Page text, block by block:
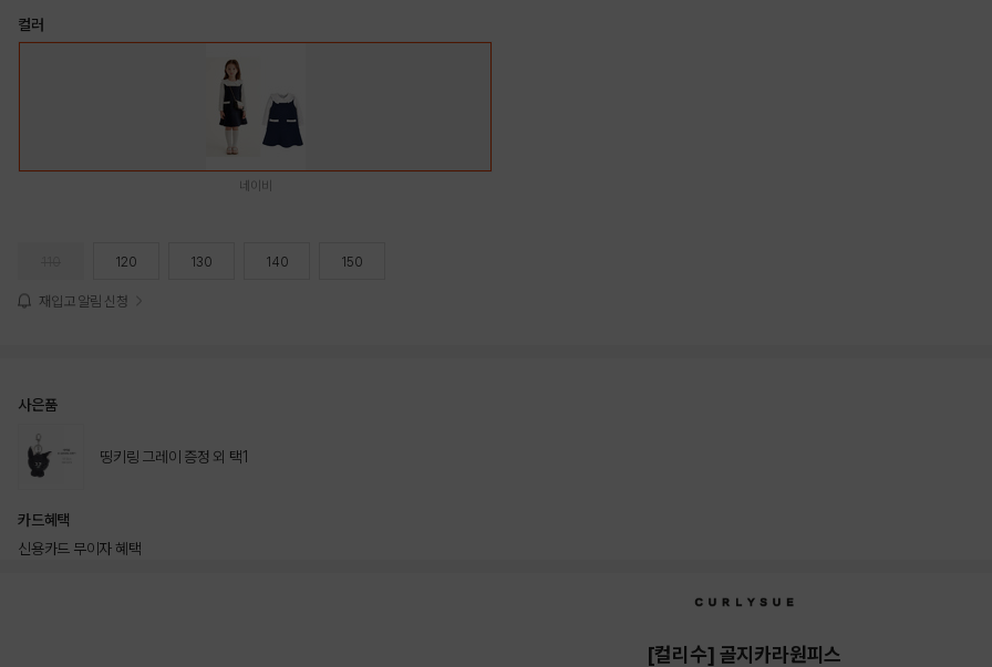
컬러
네이비
120 130 140 150
재입고 알림 신청
사은품
띵키링 그레이 증정 외 택1
카드혜택
신용카드 무이자 혜택
[컬리수] 골지카라원피스